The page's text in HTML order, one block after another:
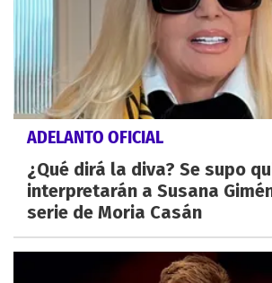
ADELANTO OFICIAL
¿Qué dirá la diva? Se supo
interpretarán a Susana
serie de Moria Casán